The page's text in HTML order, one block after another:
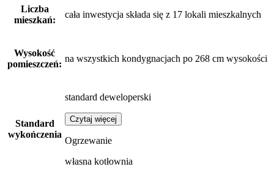
Liczba
mieszkań:
cała inwestycja składa się z 17 lokali mieszkalnych
Wysokość
pomieszczeń:
na wszystkich kondygnacjach po 268 cm wysokości
Standard
wykończenia
standard deweloperski
Czytaj więcej
Ogrzewanie
własna kotłownia